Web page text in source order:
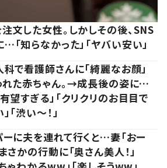
文した女性。しかしその後、SNS
「知らなかった」「ヤバい安い」
で看護師さんに「綺麗なお顔」
れた赤ちゃん。→成長後の姿に…
望すぎる」「クリクリのお目目で
「渋い～！」
に夫を連れて行くと…妻「おー
さかの行動に「奥さん美人！」